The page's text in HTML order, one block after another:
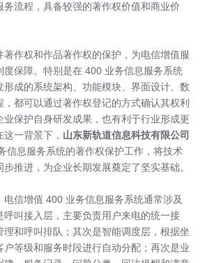
流程，具备较强的著作权价值和商业价
著作权和作品著作权的保护，为电信增值服
度保障。特别是在 400 业务信息服务系统
成的系统架构、功能模块、界面设计、数
都可以通过著作权登记的方式确认其权利
业保护自身研发成果，也有利于行业形成更
一背景下， 山东新轨道信息科技有限公司
信息服务系统的著作权保护工作，将技术
推进，为企业长期发展奠定了坚实基础。
电信增值 400 业务信息服务系统通常涉及
呼叫接入层，主要负责用户来电的统一接
理和呼叫排队；其次是智能调度层，根据坐
户等级和服务时段进行自动分配；再次是业